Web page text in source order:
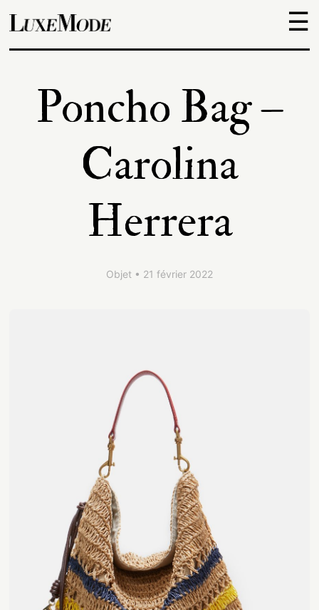
☰
Objets
Escapades
Découvertes
Adresses
Poncho Bag –
Carolina
Herrera
Objet • 21 février 2022